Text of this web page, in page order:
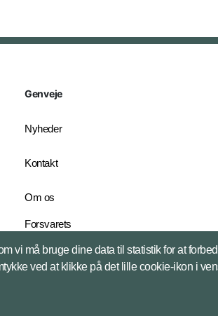
Genveje
Nyheder
Kontakt
Om os
Forsvarets
English Edition
vi må bruge dine data til statistik for at
ved at klikke på det lille cookie-ikon i